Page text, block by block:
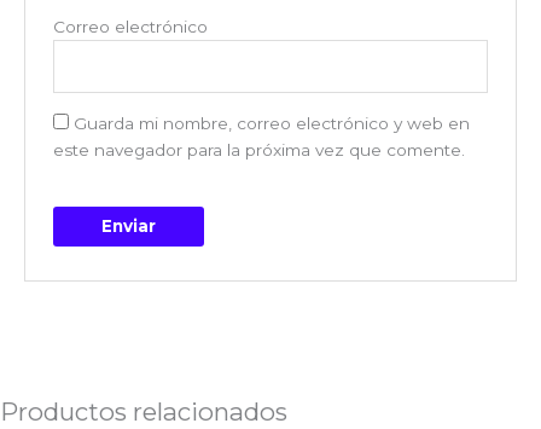
Correo electrónico
Guarda mi nombre, correo electrónico y web en
este navegador para la próxima vez que comente.
Productos relacionados